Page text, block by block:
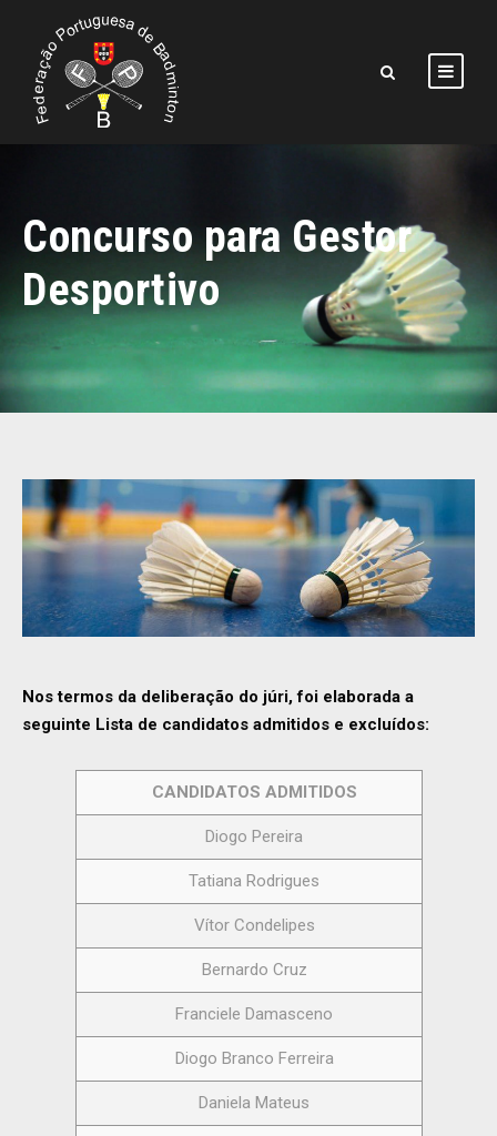
Concurso para Gestor
Desportivo
Nos termos da deliberação do júri, foi elaborada a
seguinte Lista de candidatos admitidos e excluídos:
CANDIDATOS ADMITIDOS
Diogo Pereira
Tatiana Rodrigues
Vítor Condelipes
Bernardo Cruz
Franciele Damasceno
Diogo Branco Ferreira
Daniela Mateus